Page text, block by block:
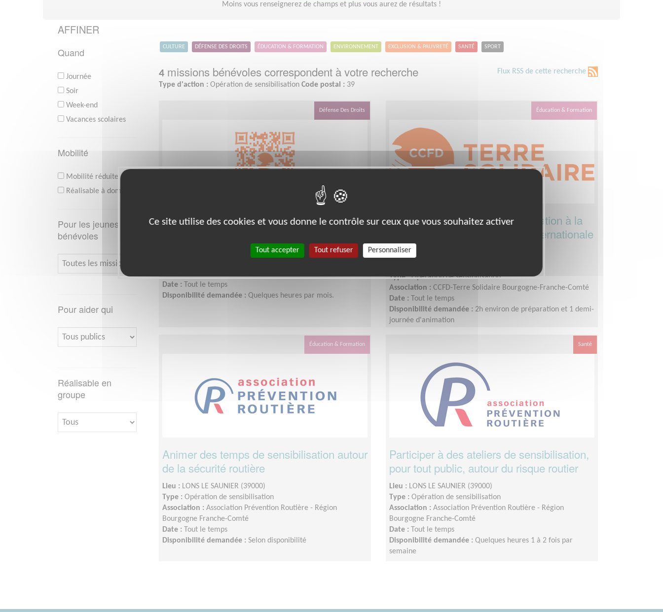
Moins vous renseignerez de champs et plus vous aurez de résultats !
AFFINER
Quand
Journée
Soir
Week-end
Vacances scolaires
Mobilité
Mobilité réduite
Réalisable à domicile
Pour les jeunes
bénévoles
Pour aider qui
Réalisable en
groupe
CULTURE DÉFENSE DES DROITS ÉDUCATION & FORMATION ENVIRONNEMENT EXCLUSION & PAUVRETÉ SANTÉ SPORT
Flux RSS de cette recherche
4 missions bénévoles correspondent à votre recherche
Type d'action : Opération de sensibilisation Code postal : 39
Défense Des Droits
Agis en ligne pour la solidarité
Date :
Tout le temps
Disponibilité demandée : Quelques heures par mois.
Éducation & Formation
Animateur·rice d'actions d'Education à la
Citoyenneté et à la Solidarité Internationale
(ECSI)
Type :Opération de sensibilisation
Association : CCFD-Terre Solidaire Bourgogne-Franche-Comté
Date :
Tout le temps
Disponibilité demandée : 2h environ de préparation et 1 demi-
journée d'animation
Éducation & Formation
Animer des temps de sensibilisation autour
de la sécurité routière
Lieu : LONS LE SAUNIER (39000)
Type : Opération de sensibilisation
Association : Association Prévention Routière - Région
Bourgogne Franche-Comté
Date :
Tout le temps
Disponibilité demandée : Selon disponibilité
Santé
Participer à des ateliers de sensibilisation,
pour tout public, autour du risque routier
Lieu : LONS LE SAUNIER (39000)
Type : Opération de sensibilisation
Association : Association Prévention Routière - Région
Bourgogne Franche-Comté
Date :
Tout le temps
Disponibilité demandée : Quelques heures 1 à 2 fois par
semaine
Ce site utilise des cookies et vous donne le contrôle sur ceux que vous souhaitez activer
Tout accepter Tout refuser Personnaliser